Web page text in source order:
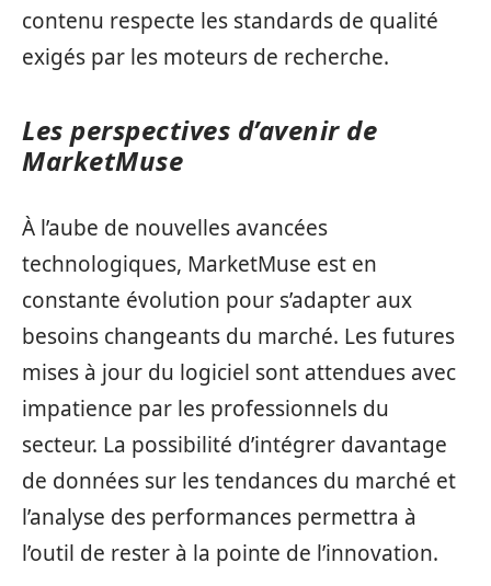
contenu respecte les standards de qualité
exigés par les moteurs de recherche.
Les perspectives d’avenir de
MarketMuse
À l’aube de nouvelles avancées
technologiques, MarketMuse est en
constante évolution pour s’adapter aux
besoins changeants du marché. Les futures
mises à jour du logiciel sont attendues avec
impatience par les professionnels du
secteur. La possibilité d’intégrer davantage
de données sur les tendances du marché et
l’analyse des performances permettra à
l’outil de rester à la pointe de l’innovation.